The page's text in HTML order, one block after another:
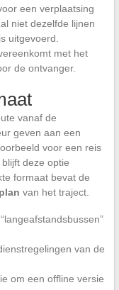
een verplaatsing
niet dezelfde lijnen
uitgevoerd.
met het
de ontvanger.
vanaf de
geven aan een
voor een reis
deze optie
formaat bevat de
van het traject.
van de
om een offline versie